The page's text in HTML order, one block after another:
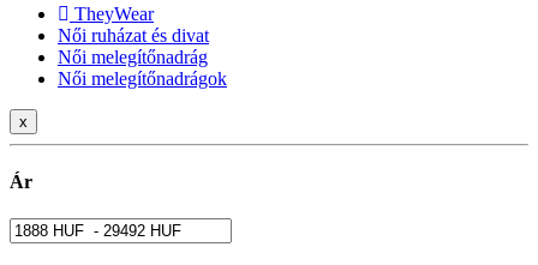
TheyWear
Női ruházat és divat
Női melegítőnadrág
Női melegítőnadrágok
x
Ár